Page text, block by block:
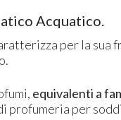
Acquatico.
per la sua
equivalenti a
profumeria per